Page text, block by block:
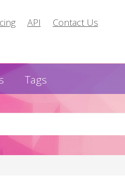
API Contact Us
Tags